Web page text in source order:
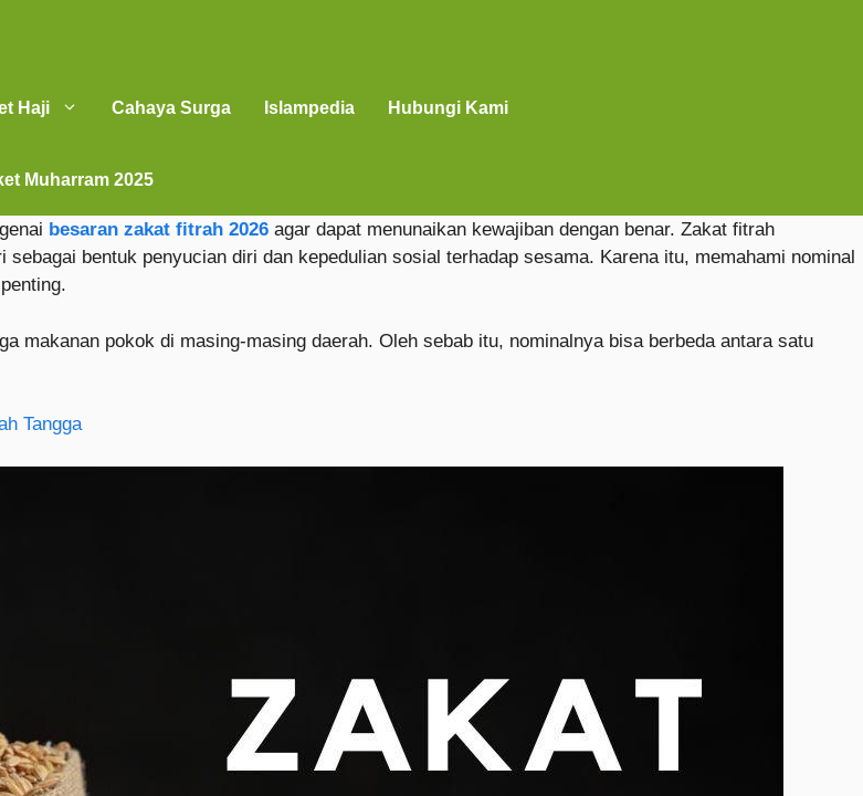
Haji Cahaya Surga Islampedia Hubungi Kami
Muharram 2025
besaran zakat fitrah 2026 agar dapat menunaikan kewajiban dengan benar. Zakat fitrah
bentuk penyucian diri dan kepedulian sosial terhadap sesama. Karena itu, memahami nominal
makanan pokok di masing-masing daerah. Oleh sebab itu, nominalnya bisa berbeda antara satu
Tangga